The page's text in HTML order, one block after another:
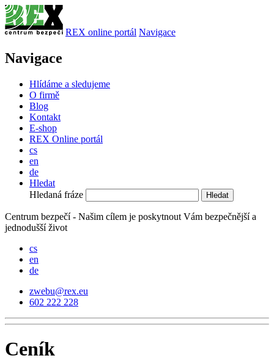
REX online portál Navigace
Navigace
Hlídáme a sledujeme
O firmě
Blog
Kontakt
E-shop
REX Online portál
cs
en
de
Hledat
Hledaná fráze
Centrum bezpečí - Našim cílem je poskytnout Vám bezpečnější a
jednodušší život
cs
en
de
zwebu@rex.eu
602 222 228
Ceník